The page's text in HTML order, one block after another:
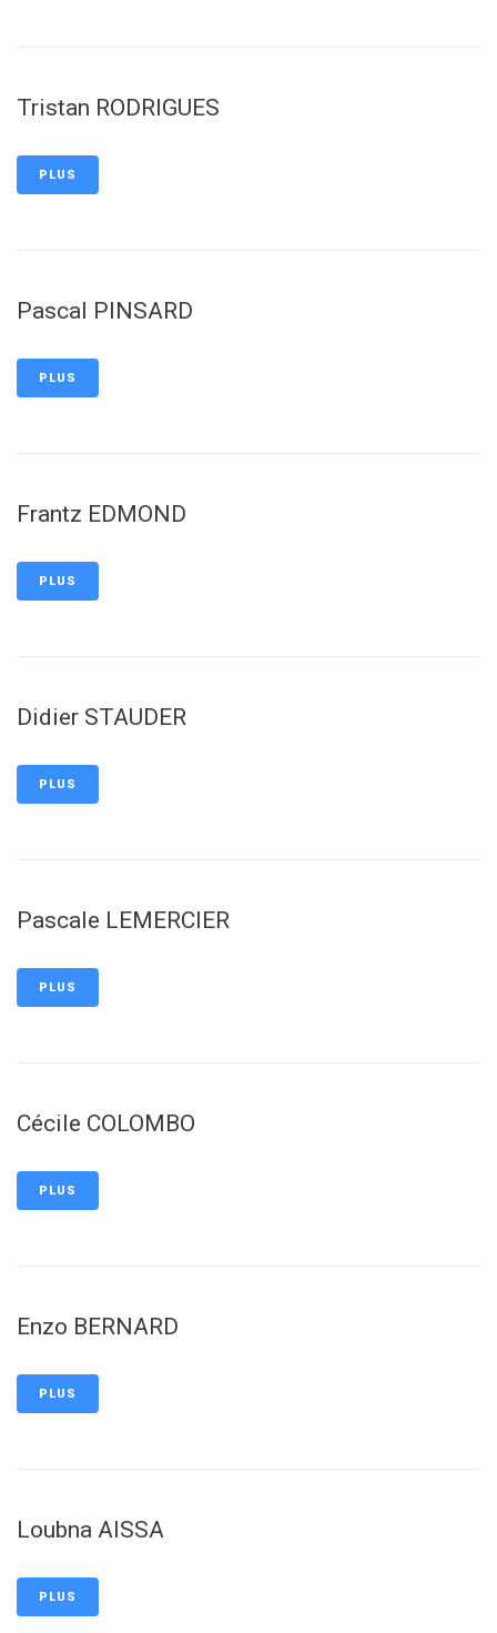
Tristan RODRIGUES
PLUS
Pascal PINSARD
PLUS
Frantz EDMOND
PLUS
Didier STAUDER
PLUS
Pascale LEMERCIER
PLUS
Cécile COLOMBO
PLUS
Enzo BERNARD
PLUS
Loubna AISSA
PLUS